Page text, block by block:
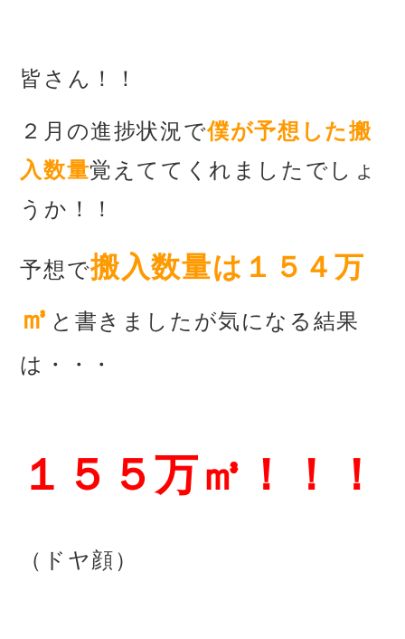
皆さん！！
２月の進捗状況で僕が予想した搬
入数量覚えててくれましたでしょ
うか！！
予想で搬入数量は１５４万
㎥ と書きましたが気になる結果
は・・・
１５５万㎥！！！
（ドヤ顔）